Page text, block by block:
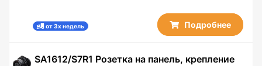
от 3х недель Подробнее
SA1612/S7R1 Розетка на панель, крепление